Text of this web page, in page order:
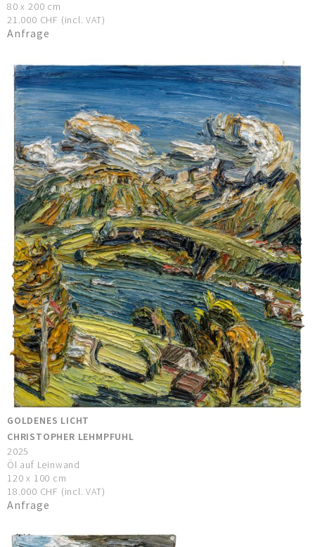
80 x 200 cm
21.000 CHF (incl. VAT)
Anfrage
GOLDENES LICHT
CHRISTOPHER LEHMPFUHL
2025
Öl auf Leinwand
120 x 100 cm
18.000 CHF (incl. VAT)
Anfrage